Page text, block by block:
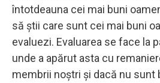
întotdeauna cei mai buni
să știi care sunt cei mai buni
evaluezi. Evaluarea se face la
unde a apărut asta cu
membrii noștri și dacă nu sunt